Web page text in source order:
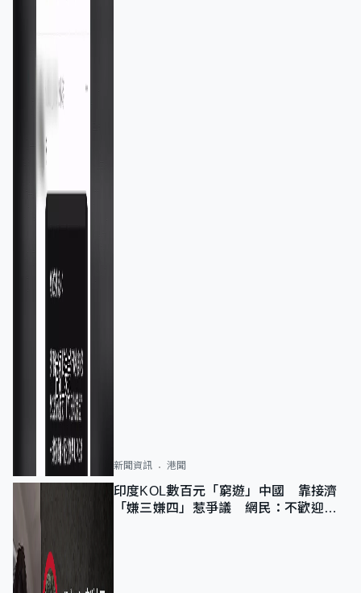
新聞資訊 港聞
印度KOL數百元「窮遊」中國 靠接濟
「嫌三嫌四」惹爭議 網民：不歡迎劣